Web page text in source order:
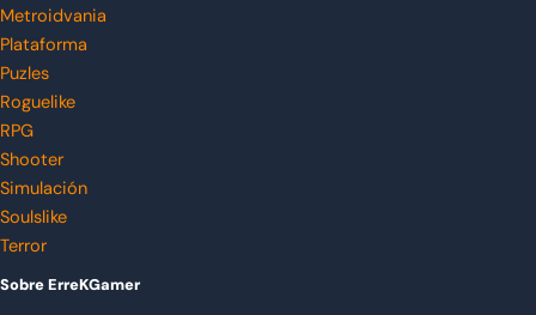
Metroidvania
Plataforma
Puzles
Roguelike
RPG
Shooter
Simulación
Soulslike
Terror
Sobre ErreKGamer